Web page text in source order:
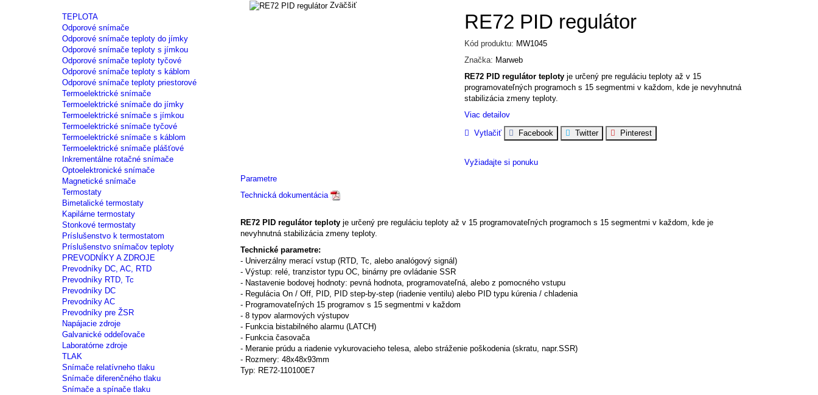
TEPLOTA
Odporové snímače
Odporové snímače teploty do jímky
Odporové snímače teploty s jímkou
Odporové snímače teploty tyčové
Odporové snímače teploty s káblom
Odporové snímače teploty priestorové
Termoelektrické snímače
Termoelektrické snímače do jímky
Termoelektrické snímače s jímkou
Termoelektrické snímače tyčové
Termoelektrické snímače s káblom
Termoelektrické snímače plášťové
Inkrementálne rotačné snímače
Optoelektronické snímače
Magnetické snímače
Termostaty
Bimetalické termostaty
Kapilárne termostaty
Stonkové termostaty
Príslušenstvo k termostatom
Príslušenstvo snímačov teploty
PREVODNÍKY A ZDROJE
Prevodníky DC, AC, RTD
Prevodníky RTD, Tc
Prevodníky DC
Prevodníky AC
Prevodníky pre ŽSR
Napájacie zdroje
Galvanické oddeľovače
Laboratórne zdroje
TLAK
Snímače relatívneho tlaku
Snímače diferenčného tlaku
Snímače a spínače tlaku
Zväčšiť
RE72 PID regulátor
Kód produktu: MW1045
Značka: Marweb
RE72 PID regulátor teplotyje určený pre reguláciu teploty až v 15
programovateľných programoch s 15 segmentmi v každom, kde je nevyhnutná
stabilizácia zmeny teploty.
Viac detailov
Vytlačiť
Facebook Twitter Pinterest
Vyžiadajte si ponuku
Parametre
Technická dokumentácia
RE72 PID regulátor teplotyje určený pre reguláciu teploty až v 15 programovateľných programoch s 15 segmentmi v každom, kde je
nevyhnutná stabilizácia zmeny teploty.
Technické parametre:
- Univerzálny merací vstup (RTD, Tc, alebo analógový signál)
- Výstup: relé, tranzistor typu OC, binárny pre ovládanie SSR
- Nastavenie bodovej hodnoty: pevná hodnota, programovateľná, alebo z pomocného vstupu
- Regulácia On / Off, PID, PID step-by-step (riadenie ventilu) alebo PID typu kúrenia / chladenia
- Programovateľných 15 programov s 15 segmentmi v každom
- 8 typov alarmových výstupov
- Funkcia bistabilného alarmu (LATCH)
- Funkcia časovača
- Meranie prúdu a riadenie vykurovacieho telesa, alebo stráženie poškodenia (skratu, napr.SSR)
- Rozmery: 48x48x93mm
Typ: RE72-110100E7